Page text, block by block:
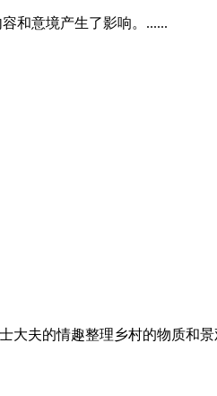
和意境产生了影响。......
夫的情趣整理乡村的物质和